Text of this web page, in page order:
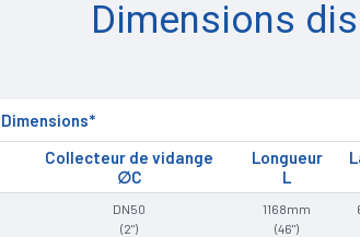
Dimensions
Dimensions*
Collecteur de vidange
∅C
Longueur
L
DN50
(2")
1168mm
(46")